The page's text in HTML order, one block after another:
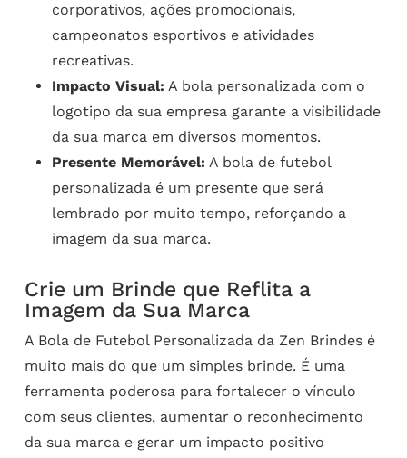
corporativos, ações promocionais,
campeonatos esportivos e atividades
recreativas.
Impacto Visual: A bola personalizada com o
logotipo da sua empresa garante a visibilidade
da sua marca em diversos momentos.
Presente Memorável: A bola de futebol
personalizada é um presente que será
lembrado por muito tempo, reforçando a
imagem da sua marca.
Crie um Brinde que Reflita a
Imagem da Sua Marca
A Bola de Futebol Personalizada da Zen Brindes é
muito mais do que um simples brinde. É uma
ferramenta poderosa para fortalecer o vínculo
com seus clientes, aumentar o reconhecimento
da sua marca e gerar um impacto positivo